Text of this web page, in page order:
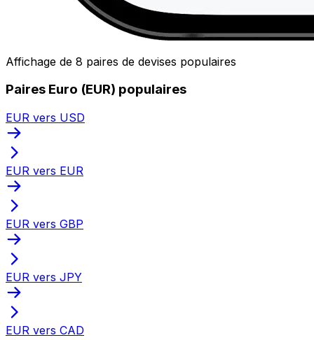
Affichage de 8 paires de devises populaires
Paires Euro (EUR) populaires
EUR vers USD
EUR vers EUR
EUR vers GBP
EUR vers JPY
EUR vers CAD